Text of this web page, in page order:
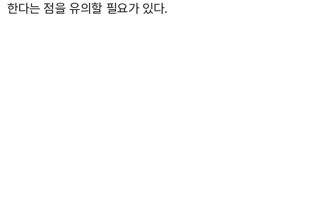
한다는 점을 유의할 필요가 있다.